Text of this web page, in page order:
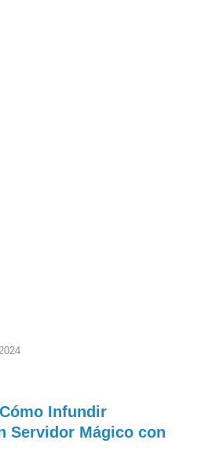
Infundir
Servidor Mágico con